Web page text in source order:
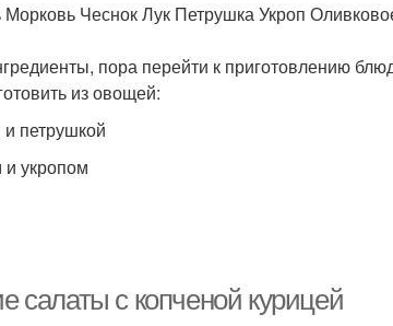
Чеснок Лук Петрушка Укроп
пора перейти к приготовлению
из овощей:
петрушкой
и укропом
салаты с копченой курицей